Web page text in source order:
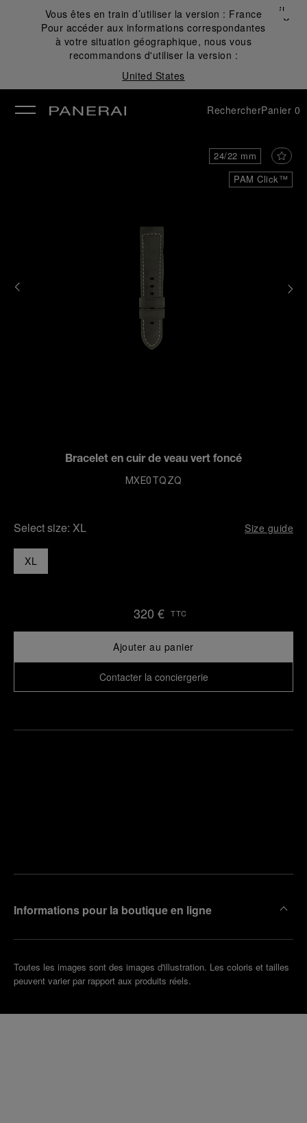
Vous êtes en train d’utiliser la version : France
Pour accéder aux informations correspondantes
à votre situation géographique, nous vous
recommandons d'utiliser la version :
United States
Fermer
✕
RechercherPanier 0
PAM Click™
24/22 mm
Bracelet en cuir de veau vert foncé
MXE0TQZQ
Select size: XL Size guide
XL
320 € TTC
Ajouter au panier
Contacter la conciergerie
Informations pour la boutique en ligne
Toutes les images sont des images d'illustration. Les coloris et tailles
peuvent varier par rapport aux produits réels.